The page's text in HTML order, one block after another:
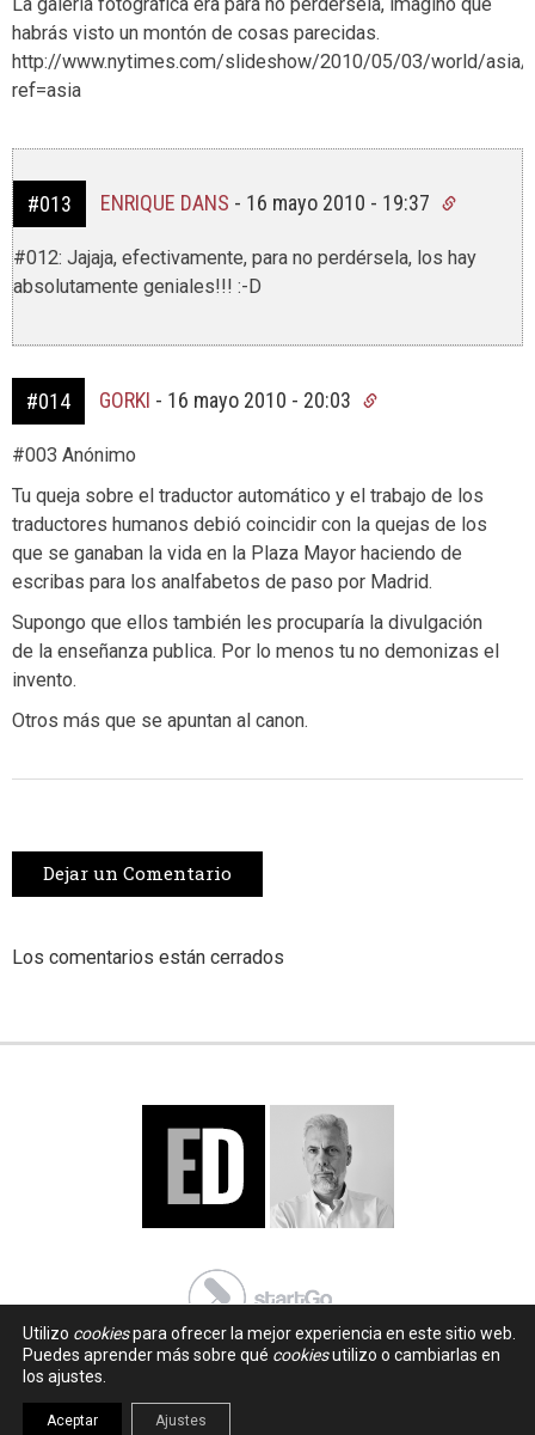
habrás visto un montón de cosas parecidas.
http://www.nytimes.com/slideshow/2010/05/03/world/asia/
ref=asia
#013 ENRIQUE DANS - 16 mayo 2010 - 19:37
#012: Jajaja, efectivamente, para no perdérsela, los hay
absolutamente geniales!!! :-D
#014 GORKI - 16 mayo 2010 - 20:03
#003 Anónimo
Tu queja sobre el traductor automático y el trabajo de los
traductores humanos debió coincidir con la quejas de los
que se ganaban la vida en la Plaza Mayor haciendo de
escribas para los analfabetos de paso por Madrid.
Supongo que ellos también les procuparía la divulgación
de la enseñanza publica. Por lo menos tu no demonizas el
invento.
Otros más que se apuntan al canon.
Dejar un Comentario
Los comentarios están cerrados
Utilizo cookiespara ofrecer la mejor experiencia en este sitio web.
Puedes aprender más sobre qué cookiesutilizo o cambiarlas en
los ajustes.
Aceptar Ajustes